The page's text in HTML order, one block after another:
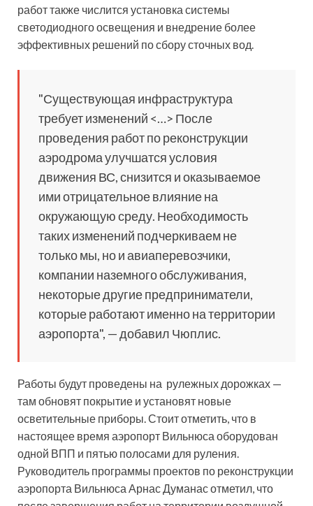
работ также числится установка системы
светодиодного освещения и внедрение более
эффективных решений по сбору сточных вод.
"Существующая инфраструктура
требует изменений <…> После
проведения работ по реконструкции
аэродрома улучшатся условия
движения ВС, снизится и оказываемое
ими отрицательное влияние на
окружающую среду. Необходимость
таких изменений подчеркиваем не
только мы, но и авиаперевозчики,
компании наземного обслуживания,
некоторые другие предприниматели,
которые работают именно на территории
аэропорта", — добавил Чюплис.
Работы будут проведены на рулежных дорожках —
там обновят покрытие и установят новые
осветительные приборы. Стоит отметить, что в
настоящее время аэропорт Вильнюса оборудован
одной ВПП и пятью полосами для руления.
Руководитель программы проектов по реконструкции
аэропорта Вильнюса Арнас Думанас отметил, что